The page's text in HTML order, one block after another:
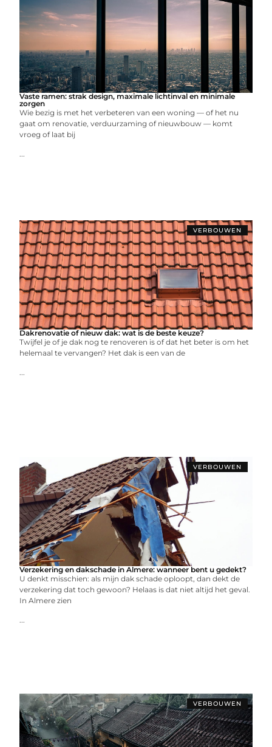
Vaste ramen: strak design, maximale lichtinval en minimale
zorgen
Wie bezig is met het verbeteren van een woning — of het nu
gaat om renovatie, verduurzaming of nieuwbouw — komt
vroeg of laat bij
...
VERBOUWEN
Dakrenovatie of nieuw dak: wat is de beste keuze?
Twijfel je of je dak nog te renoveren is of dat het beter is om het
helemaal te vervangen? Het dak is een van de
...
VERBOUWEN
Verzekering en dakschade in Almere: wanneer bent u gedekt?
U denkt misschien: als mijn dak schade oploopt, dan dekt de
verzekering dat toch gewoon? Helaas is dat niet altijd het geval.
In Almere zien
...
VERBOUWEN